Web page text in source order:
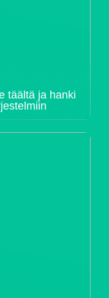
täältä ja hanki